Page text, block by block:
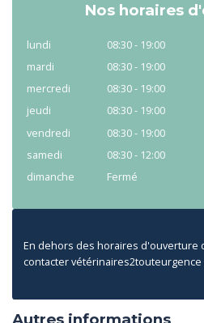
Nos horaires
lundi
08:30 - 19:00
mardi
08:30 - 19:00
mercredi
08:30 - 19:00
jeudi
08:30 - 19:00
vendredi
08:30 - 19:00
samedi
08:30 - 12:00
dimanche
Fermé
En dehors des horaires d'ouverture
contacter vétérinaires2touteurgence